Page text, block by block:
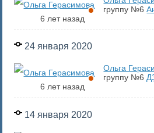
группу №6
6 лет назад
24 января 2020
Ольга
группу №6
6 лет назад
14 января 2020